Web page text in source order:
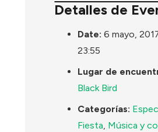
Detalles de
Date: 6 mayo,
23:55
Lugar de
Black Bird
Categorías:
Fiesta, Música y